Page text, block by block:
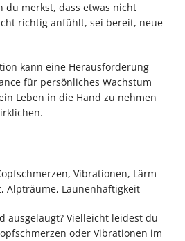
du merkst, dass etwas nicht
richtig anfühlt, sei bereit, neue
kann eine Herausforderung
für persönliches Wachstum
Leben in die Hand zu nehmen
Vibrationen, Lärm
Alpträume, Launenhaftigkeit
ausgelaugt? Vielleicht leidest du
oder Vibrationen im